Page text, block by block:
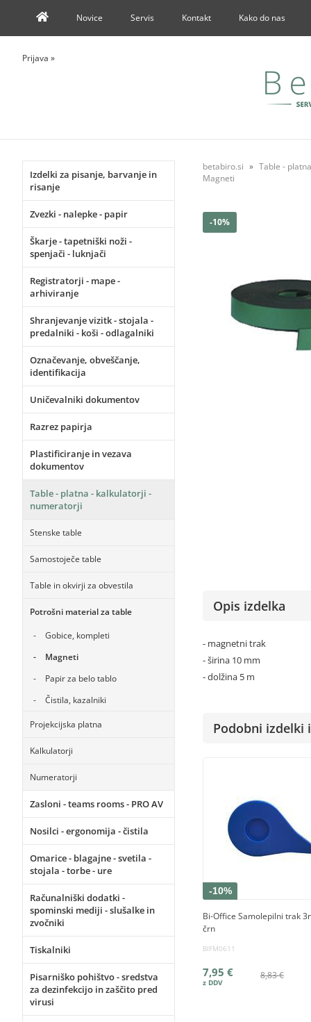
Novice Servis Kontakt Kako do nas
Prijava »
Izdelki za pisanje, barvanje in
risanje
Zvezki - nalepke - papir
Škarje - tapetniški noži -
spenjači - luknjači
Registratorji - mape -
arhiviranje
Shranjevanje vizitk - stojala -
predalniki - koši - odlagalniki
Označevanje, obveščanje,
identifikacija
Uničevalniki dokumentov
Razrez papirja
Plastificiranje in vezava
dokumentov
Table - platna - kalkulatorji -
numeratorji
Stenske table
Samostoječe table
Table in okvirji za obvestila
Potrošni material za table
Gobice, kompleti
Magneti
Papir za belo tablo
Čistila, kazalniki
Projekcijska platna
Kalkulatorji
Numeratorji
Zasloni - teams rooms - PRO AV
Nosilci - ergonomija - čistila
Omarice - blagajne - svetila -
stojala - torbe - ure
Računalniški dodatki -
spominski mediji - slušalke in
zvočniki
Tiskalniki
Pisarniško pohištvo - sredstva
za dezinfekcijo in zaščito pred
virusi
betabiro.si
Table -
Magneti
-10%
Opis izdelka
- magnetni trak
- širina 10 mm
- dolžina 5 m
Podobni izdelki
-10%
Bi-Office Samolepilni trak
črn
BIFM0611
8,83 €
7,95 €